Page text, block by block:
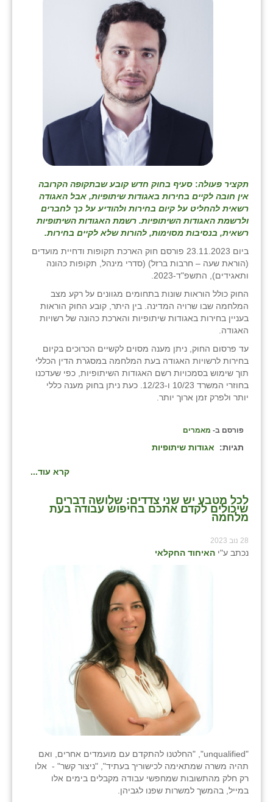
תקציר פעולה: סעיף בחוק חדש קובע שבתקופה הקרובה
אין חובה לקיים בחירות באגודות שיתופיות, אבל האגודה
רשאית להחליט על קיום בחירות ולהודיע על כך לחברים
ולרשמת האגודות השיתופיות. רשמת האגודות השיתופיות
רשאית, בנסיבות מסוימות, להורות שלא לקיים בחירות.
ביום 23.11.2023 פורסם חוק הארכת תקופות ודחיית מועדים
(הוראת שעה – חרבות ברזל) (סדרי מינהל, תקופות כהונה
ותאגידים), התשפ"ד-2023.
החוק כולל הוראות שונות בתחומים מגוונים על רקע מצב
המלחמה שבו שרויה המדינה. בין היתר, קובע החוק הוראות
בעניין בחירות באגודות שיתופיות והארכת כהונה של רשויות
האגודה.
עד פרסום החוק, ניתן מענה מסוים לקשיים הכרוכים בקיום
בחירות לרשויות האגודה בעת המלחמה במסגרת הדין הכללי
תוך שימוש בסמכויות רשם האגודות השיתופיות, כפי שעדכנו
בחוזרי המשרד 10/23 ו-12/23. כעת ניתן בחוק מענה כללי
יותר ולפרק זמן ארוך יותר.
פורסם ב- מאמרים
תגיות: אגודות שיתופיות
קרא עוד...
לכל מטבע יש שני צדדים: שלושה דברים
שיכולים לקדם אתכם בחיפוש עבודה בעת
מלחמה
28 נוב 2023
נכתב ע"י האיחוד החקלאי
"unqualified", "החלטנו להתקדם עם מועמדים אחרים, ואם
תהיה משרה שמתאימה לכישוריך בעתיד", "ניצור קשר" - אלו
רק חלק מהתשובות שמחפשי עבודה מקבלים בימים אלו
במייל, בהמשך למשרות שפנו לגביהן.
גני יהודה
גנות
ורד יריחו
דקל
הדר עם
חבצלת השרון
חמרה
חרב לאת
יקנעם
כפר אביב
כפר הרי״ף
מנחמיה
נאות הכיכר